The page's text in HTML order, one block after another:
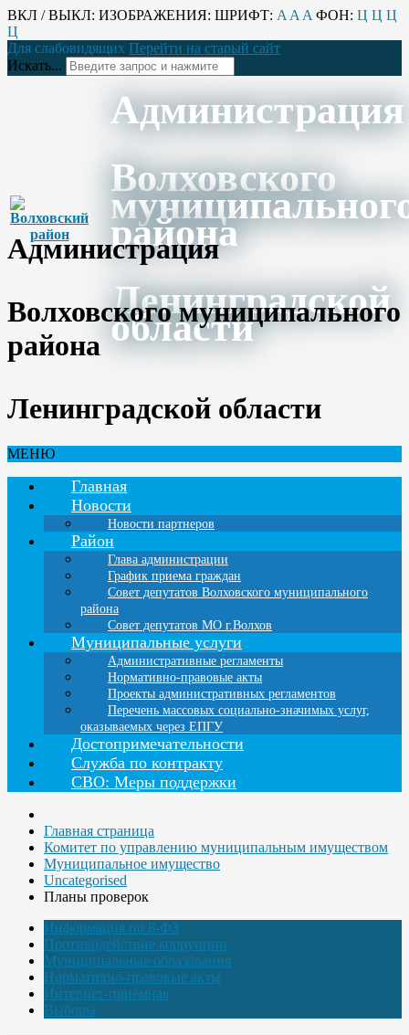
ВКЛ / ВЫКЛ: ИЗОБРАЖЕНИЯ: ШРИФТ: A A A ФОН: Ц Ц Ц
Ц
Для слабовидящих Перейти на старый сайт
Искать...
Администрация
Волховского
района
Ленинградской
области
Администрация
Волховского муниципального
района
Ленинградской области
МЕНЮ
Главная
Новости
Новости партнеров
Район
Глава администрации
График приема граждан
Совет депутатов Волховского муниципального
района
Совет депутатов МО г.Волхов
Муниципальные услуги
Административные регламенты
Нормативно-правовые акты
Проекты административных регламентов
Перечень массовых социально-значимых услуг,
оказываемых через ЕПГУ
Достопримечательности
Служба по контракту
СВО: Меры поддержки
Главная страница
Комитет по управлению муниципальным имуществом
Муниципальное имущество
Uncategorised
Планы проверок
Информация по 8-ФЗ
Противодействие коррупции
Муниципальные образования
Нормативно-правовые акты
Интернет-приёмная
Выборы